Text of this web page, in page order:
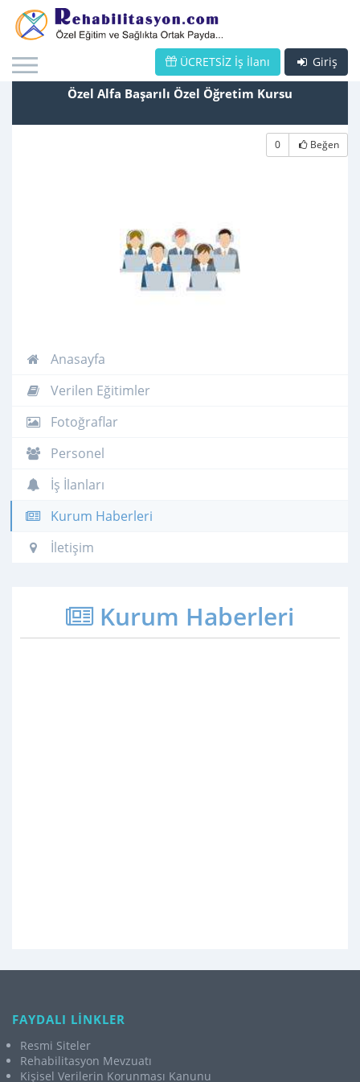
Giriş
ÜCRETSİZ İş İlanı
Özel Alfa Başarılı Özel Öğretim Kursu
0 Beğen
Anasayfa
Verilen Eğitimler
Fotoğraflar
Personel
İş İlanları
Kurum Haberleri
İletişim
Kurum Haberleri
FAYDALI LİNKLER
Resmi Siteler
Rehabilitasyon Mevzuatı
Kişisel Verilerin Korunması Kanunu